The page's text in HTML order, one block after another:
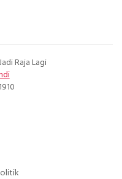
Raja Lagi